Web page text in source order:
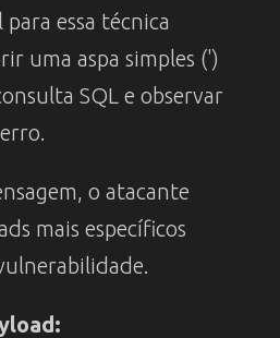
essa técnica
uma aspa simples (')
SQL e observar
o atacante
mais específicos